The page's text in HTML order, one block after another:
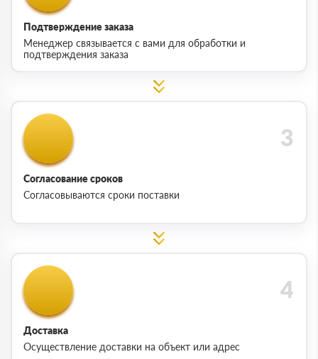
Подтверждение заказа
Менеджер связывается с вами для обработки и
подтверждения заказа
Согласование сроков
Согласовываются сроки поставки
Доставка
Осуществление доставки на объект или адрес